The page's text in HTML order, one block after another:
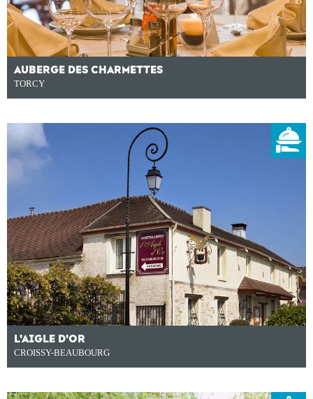
AUBERGE DES CHARMETTES
TORCY
L'AIGLE D'OR
CROISSY-BEAUBOURG